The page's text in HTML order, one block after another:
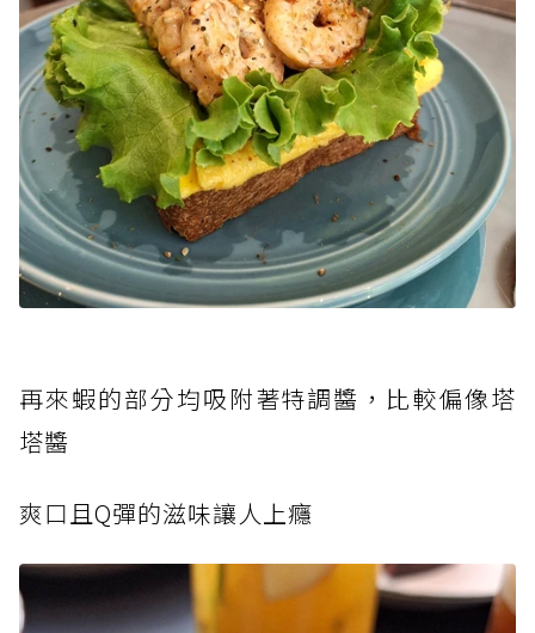
再來蝦的部分均吸附著特調醬，比較偏像塔
塔醬
爽口且Q彈的滋味讓人上癮